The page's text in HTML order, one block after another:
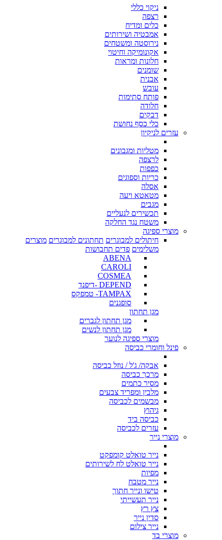
ניקוי כללי
רצפה
כלים ומדיח
אמבטיה ושירותים
נירוסטה ומשטחים
אקונומיקה וחיטוי
חלונות ומראות
שומנים
אבנית
עובש
פותח סתימות
חלודה
דבקים
כלי כסף נחושת
עזרים לניקיון
מטליות ומגבונים
לרצפה
כפפות
כריות וספוגים
אסלה
מטאטא ויעה
מגבים
תכשירים לנעליים
משטח נגד החלקה
מוצרי ספיגה
חיתולים למבוגרים תחתונים למבוגרים מוצרים
משלימים פדים תחבושות
ABENA
CAROLI
COSMEA
DEPEND -דיפנד
TAMPAX- טמפקס
סופגנים
מגן תחתון
מגן תחתון לגברים
מגן תחתון לנשים
מוצרי ספיגה לנוער
פינל וחומרי כביסה
אבקה/ ג'ל / נוזל כביסה
מרכך כביסה
מסיר כתמים
מלבין ומפריד צבעים
מבשמים לכביסה
גיהוץ
כביסה ביד
עזרים לכביסה
מוצרי נייר
נייר טואלט קומפקט
נייר טואלט לח לשירותים
מפיות
נייר מטבח
טישו ונייר חתוך
נייר תעשייתי
צץ רץ
סדין נייר
נייר צילום
מוצרי בד